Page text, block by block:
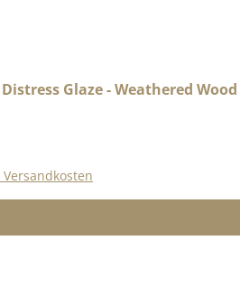
Glaze - Weathered Wood